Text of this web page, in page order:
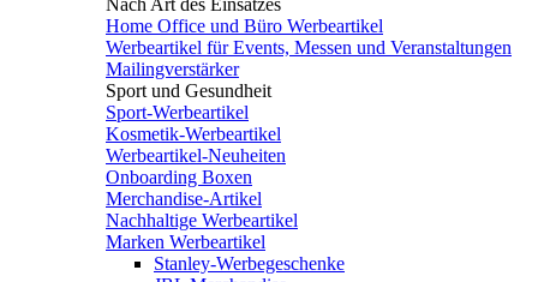
Nach Art des Einsatzes
Home Office und Büro Werbeartikel
Werbeartikel für Events, Messen und Veranstaltungen
Mailingverstärker
Sport und Gesundheit
Sport-Werbeartikel
Kosmetik-Werbeartikel
Werbeartikel-Neuheiten
Onboarding Boxen
Merchandise-Artikel
Nachhaltige Werbeartikel
Marken Werbeartikel
Stanley-Werbegeschenke